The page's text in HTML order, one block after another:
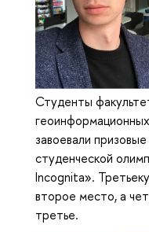
Студенты
завоевали
студенческой
Incognita».
второе место, а
третье.